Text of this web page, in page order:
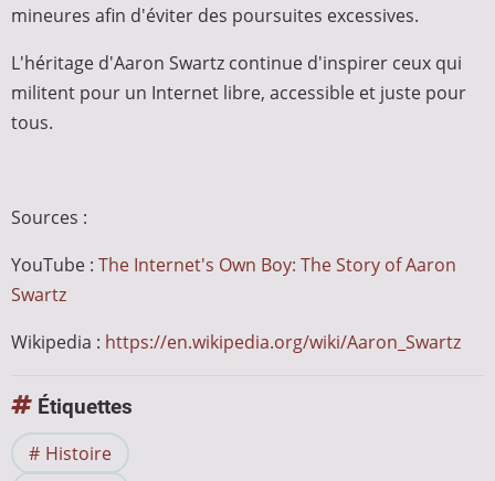
mineures afin d'éviter des poursuites excessives.
L'héritage d'Aaron Swartz continue d'inspirer ceux qui
militent pour un Internet libre, accessible et juste pour
tous.
Sources :
YouTube : The Internet's Own Boy: The Story of Aaron
Swartz
Wikipedia : https://en.wikipedia.org/wiki/Aaron_Swartz
Étiquettes
Histoire